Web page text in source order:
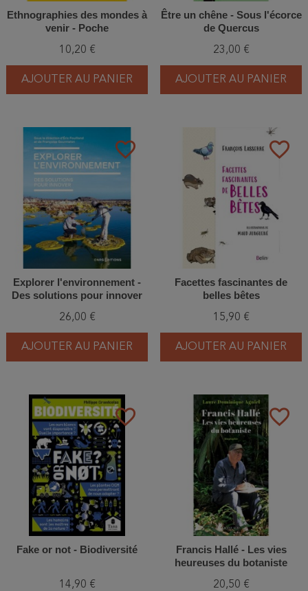
Ethnographies des mondes à
venir - Poche
10,20 €
AJOUTER AU PANIER
Être un chêne - Sous l'écorce
de Quercus
23,00 €
AJOUTER AU PANIER
favorite_border
Explorer l'environnement -
Des solutions pour innover
26,00 €
AJOUTER AU PANIER
favorite_border
Facettes fascinantes de
belles bêtes
15,90 €
AJOUTER AU PANIER
favorite_border
Fake or not - Biodiversité
14,90 €
favorite_border
Francis Hallé - Les vies
heureuses du botaniste
20,50 €